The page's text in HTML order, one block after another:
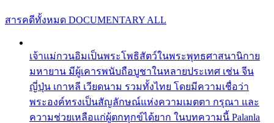
สารคดีทั้งหมด DOCUMENTARY ALL
เจ้าแม่กวนอิมเป็นพระโพธิสัตว์ในพระพุทธศาสนานิกาย
มหายาน มีผู้เคารพนับถือบูชาในหลายประเทศ เช่น จีน
ญี่ปุ่น เกาหลี เวียดนาม รวมทั้งไทย โดยมีความเชื่อว่า
พระองค์ทรงเป็นสัญลักษณ์แห่งความเมตตา กรุณา และ
ความช่วยเหลือแก่ผู้ตกทุกข์ได้ยาก ในบทความนี้ Palanla